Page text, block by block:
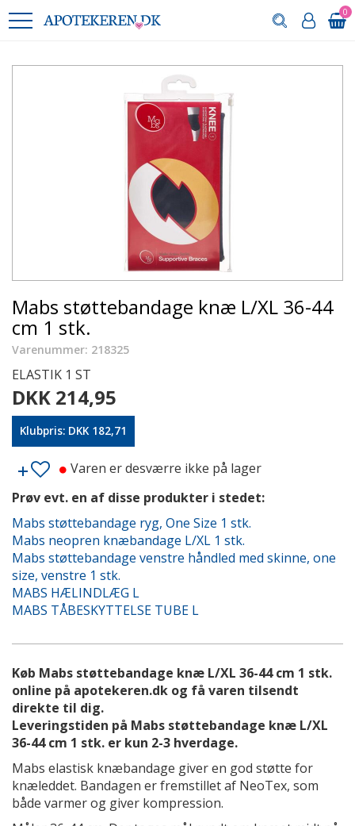
0
Mabs støttebandage knæ L/XL 36-44
cm 1 stk.
Varenummer: 218325
ELASTIK 1 ST
DKK 214,95
Klubpris: DKK 182,71
Varen er desværre ikke på lager
Prøv evt. en af disse produkter i stedet:
Mabs støttebandage ryg, One Size 1 stk.
Mabs neopren knæbandage L/XL 1 stk.
Mabs støttebandage venstre håndled med skinne, one
size, venstre 1 stk.
MABS HÆLINDLÆG L
MABS TÅBESKYTTELSE TUBE L
Køb Mabs støttebandage knæ L/XL 36-44 cm 1 stk.
online på apotekeren.dk og få varen tilsendt
direkte til dig.
Leveringstiden på Mabs støttebandage knæ L/XL
36-44 cm 1 stk. er kun 2-3 hverdage.
Mabs elastisk knæbandage giver en god støtte for
knæleddet. Bandagen er fremstillet af NeoTex, som
både varmer og giver kompression.